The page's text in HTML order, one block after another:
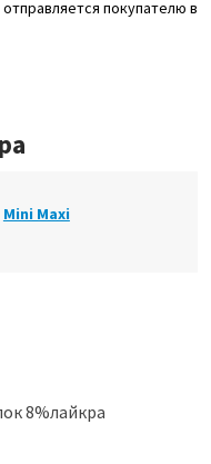
покупателю в
Mini Maxi
8%лайкра